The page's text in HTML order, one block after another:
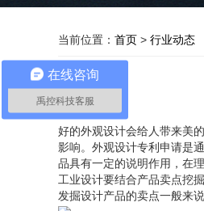
当前位置： 首页 > 行业动态
好的外观设计会给人带来美
影响。外观设计专利申请是
品具有一定的说明作用，在
工业设计要结合产品卖点挖
发掘设计产品的卖点一般来
在线咨询
禹控科技客服